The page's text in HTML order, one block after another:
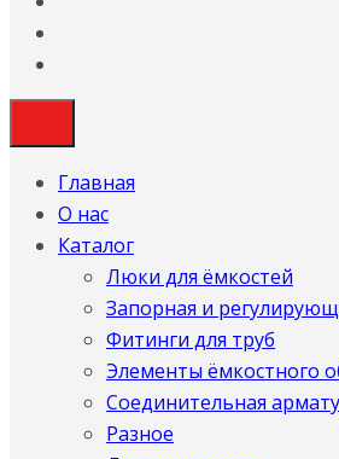
Главная
О нас
Каталог
Люки для ёмкостей
Запорная и
Фитинги для труб
Элементы ёмкостного
Соединительная
Разное